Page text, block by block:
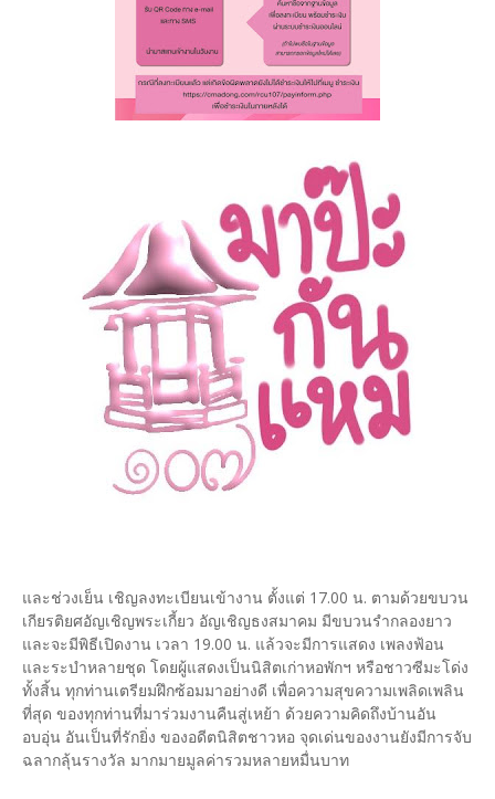
และช่วงเย็น เชิญลงทะเบียนเข้างาน ตั้งแต่ 17.00 น. ตามด้วยขบวน
เกียรติยศอัญเชิญพระเกี้ยว อัญเชิญธงสมาคม มีขบวนรำกลองยาว
และจะมีพิธีเปิดงาน เวลา 19.00 น. แล้วจะมีการแสดง เพลงฟ้อน
และระบำหลายชุด โดยผู้แสดงเป็นนิสิตเก่าหอพักฯ หรือชาวซีมะโด่ง
ทั้งสิ้น ทุกท่านเตรียมฝึกซ้อมมาอย่างดี เพื่อความสุขความเพลิดเพลิน
ที่สุด ของทุกท่านที่มาร่วมงานคืนสู่เหย้า ด้วยความคิดถึงบ้านอัน
อบอุ่น อันเป็นที่รักยิ่ง ของอดีตนิสิตชาวหอ จุดเด่นของงานยังมีการจับ
ฉลากลุ้นรางวัล มากมายมูลค่ารวมหลายหมื่นบาท